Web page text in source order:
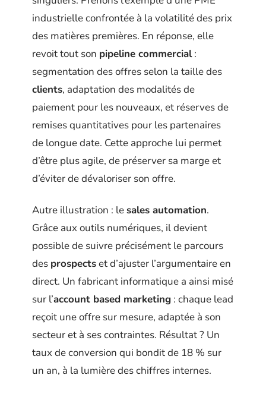
industrielle confrontée à la volatilité des prix
des matières premières. En réponse, elle
revoit tout son pipeline commercial:
segmentation des offres selon la taille des
clients, adaptation des modalités de
paiement pour les nouveaux, et réserves de
remises quantitatives pour les partenaires
de longue date. Cette approche lui permet
d’être plus agile, de préserver sa marge et
d’éviter de dévaloriser son offre.
Autre illustration : lesales automation.
Grâce aux outils numériques, il devient
possible de suivre précisément le parcours
des prospectset d’ajuster l’argumentaire en
direct. Un fabricant informatique a ainsi misé
sur l’account based marketing : chaque lead
reçoit une offre sur mesure, adaptée à son
secteur et à ses contraintes. Résultat ? Un
taux de conversion qui bondit de 18 % sur
un an, à la lumière des chiffres internes.